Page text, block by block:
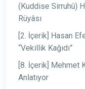
(Kuddise Sirruhû)
Rüyâsı
[2. İçerik] Hasan
“Vekillik Kağıdı”
[8. İçerik] Mehmet
Anlatıyor